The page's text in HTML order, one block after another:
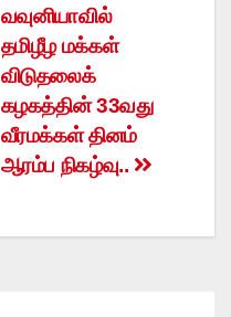
வவுனியாவில்
தமிழீழ மக்கள்
விடுதலைக்
கழகத்தின் 33வது
வீரமக்கள் தினம்
ஆரம்ப நிகழ்வு..